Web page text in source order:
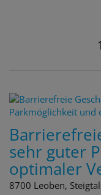
sehr guter
optimaler
8700 Leoben,